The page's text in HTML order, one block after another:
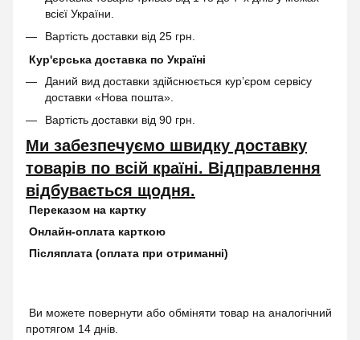
всієї України.
Вартість доставки від 25 грн.
Кур'єрська доставка по Україні
Даний вид доставки здійснюється кур’єром сервісу
доставки «Нова пошта».
Вартість доставки від 90 грн.
Ми забезпечуємо швидку доставку
товарів по всій країні. Відправлення
відбувається щодня.
Переказом на картку
Онлайн-оплата карткою
Післяплата (оплата при отриманні)
Ви можете повернути або обміняти товар на аналогічний
протягом 14 днів.